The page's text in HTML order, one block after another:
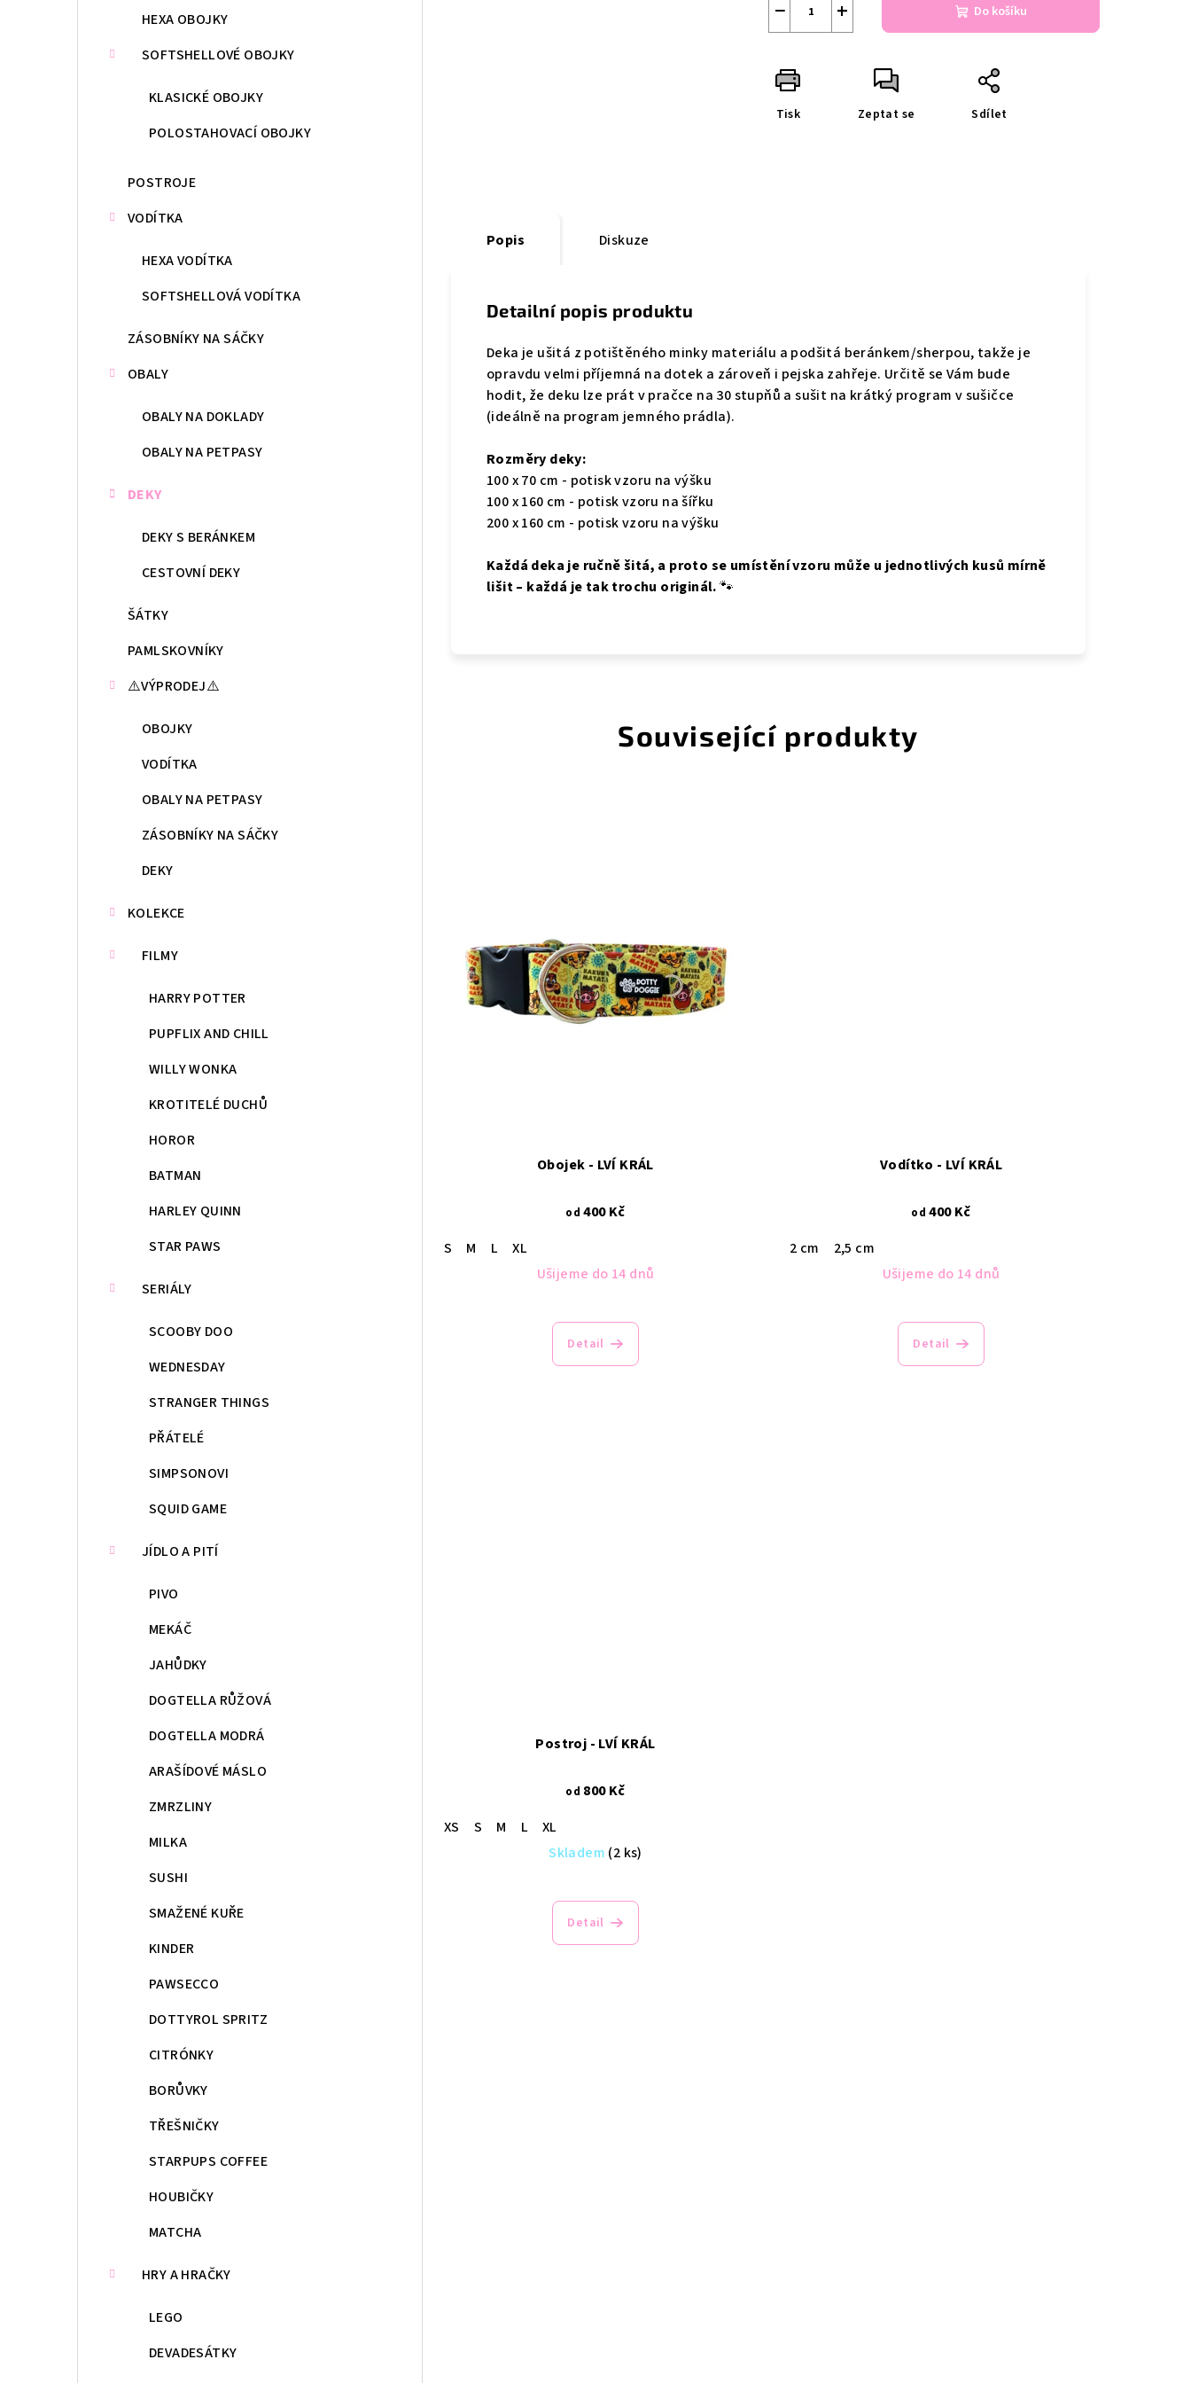
HEXA OBOJKY
SOFTSHELLOVÉ OBOJKY
KLASICKÉ OBOJKY
POLOSTAHOVACÍ OBOJKY
POSTROJE
VODÍTKA
HEXA VODÍTKA
SOFTSHELLOVÁ VODÍTKA
ZÁSOBNÍKY NA SÁČKY
OBALY
OBALY NA DOKLADY
OBALY NA PETPASY
DEKY
DEKY S BERÁNKEM
CESTOVNÍ DEKY
ŠÁTKY
PAMLSKOVNÍKY
⚠️VÝPRODEJ⚠️
OBOJKY
VODÍTKA
OBALY NA PETPASY
ZÁSOBNÍKY NA SÁČKY
DEKY
KOLEKCE
FILMY
HARRY POTTER
PUPFLIX AND CHILL
WILLY WONKA
KROTITELÉ DUCHŮ
HOROR
BATMAN
HARLEY QUINN
STAR PAWS
SERIÁLY
SCOOBY DOO
WEDNESDAY
STRANGER THINGS
PŘÁTELÉ
SIMPSONOVI
SQUID GAME
JÍDLO A PITÍ
PIVO
MEKÁČ
JAHŮDKY
DOGTELLA RŮŽOVÁ
DOGTELLA MODRÁ
ARAŠÍDOVÉ MÁSLO
ZMRZLINY
MILKA
SUSHI
SMAŽENÉ KUŘE
KINDER
PAWSECCO
DOTTYROL SPRITZ
CITRÓNKY
BORŮVKY
TŘEŠNIČKY
STARPUPS COFFEE
HOUBIČKY
MATCHA
HRY A HRAČKY
LEGO
DEVADESÁTKY
+
− Do košíku
Tisk Zeptat se Sdílet
Popis Diskuze
Detailní popis produktu
Deka je ušitá z potištěného minky materiálu a podšitá beránkem/sherpou, takže je
opravdu velmi příjemná na dotek a zároveň i pejska zahřeje. Určitě se Vám bude
hodit, že deku lze prát v pračce na 30 stupňů a sušit na krátký program v sušičce
(ideálně na program jemného prádla).
Rozměry deky:
100 x 70 cm - potisk vzoru na výšku
100 x 160 cm - potisk vzoru na šířku
200 x 160 cm - potisk vzoru na výšku
Každá deka je ručně šitá, a proto se umístění vzoru může u jednotlivých kusů mírně
lišit – každá je tak trochu originál.🐾
Související produkty
Obojek - LVÍ KRÁL
od 400 Kč
S
M L
XL
Ušijeme do 14 dnů
Detail
Vodítko - LVÍ KRÁL
od 400 Kč
2 cm
2,5 cm
Ušijeme do 14 dnů
Detail
Postroj - LVÍ KRÁL
od 800 Kč
XS
S M L
XL
Skladem (2 ks)
Detail